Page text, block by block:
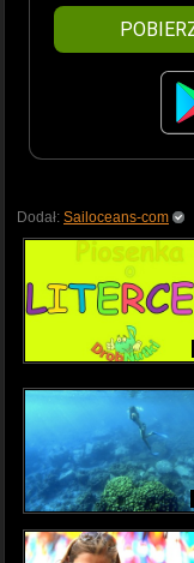
Dodał: Sailoceans-com